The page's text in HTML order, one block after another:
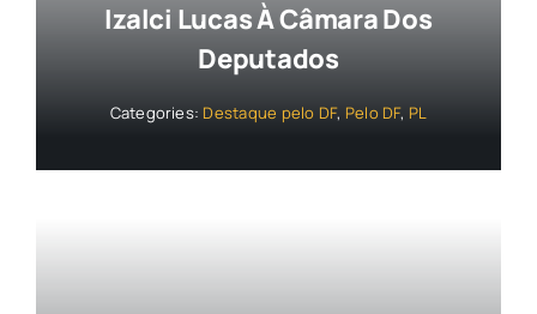
Izalci Lucas À Câmara Dos
Deputados
Categories: Destaque pelo DF, Pelo DF, PL